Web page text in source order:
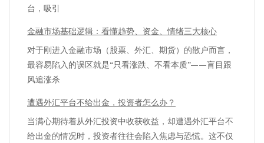
台，吸引
金融市场基础逻辑：看懂趋势、资金、情绪三大核心
对于刚进入金融市场（股票、外汇、期货）的散户而言，
最容易陷入的误区就是“只看涨跌、不看本质”——盲目跟
风追涨杀
遭遇外汇平台不给出金，投资者怎么办？
当满心期待着从外汇投资中收获收益，却遭遇外汇平台不
给出金的情况时，投资者往往会陷入焦虑与恐慌。这不仅